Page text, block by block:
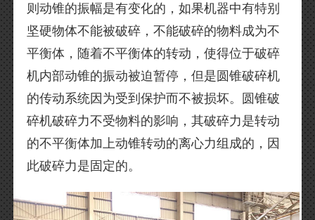
则动锥的振幅是有变化的，如果机器中有特别
坚硬物体不能被破碎，不能破碎的物料成为不
平衡体，随着不平衡体的转动，使得位于破碎
机内部动锥的振动被迫暂停，但是圆锥破碎机
的传动系统因为受到保护而不被损坏。圆锥破
碎机破碎力不受物料的影响，其破碎力是转动
的不平衡体加上动锥转动的离心力组成的，因
此破碎力是固定的。